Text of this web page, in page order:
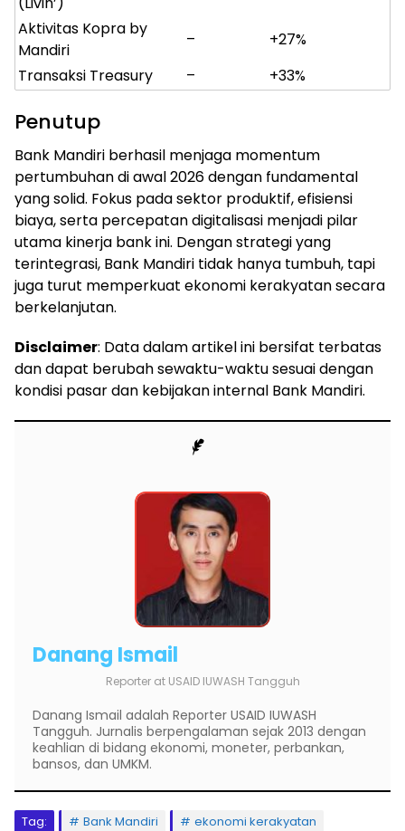
Aktivitas Kopra by
Mandiri
–
+27%
Transaksi Treasury
– +33%
Penutup
Bank Mandiri berhasil menjaga momentum
pertumbuhan di awal 2026 dengan fundamental
yang solid. Fokus pada sektor produktif, efisiensi
biaya, serta percepatan digitalisasi menjadi pilar
utama kinerja bank ini. Dengan strategi yang
terintegrasi, Bank Mandiri tidak hanya tumbuh, tapi
juga turut memperkuat ekonomi kerakyatan secara
berkelanjutan.
Disclaimer: Data dalam artikel ini bersifat terbatas
dan dapat berubah sewaktu-waktu sesuai dengan
kondisi pasar dan kebijakan internal Bank Mandiri.
Danang Ismail
Reporter at USAID IUWASH Tangguh
Danang Ismail adalah Reporter USAID IUWASH
Tangguh. Jurnalis berpengalaman sejak 2013 dengan
keahlian di bidang ekonomi, moneter, perbankan,
bansos, dan UMKM.
Tag: Bank Mandiri
ekonomi kerakyatan